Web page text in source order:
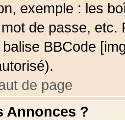
exemple : les
de passe,
BBCode
de page
Annonces ?